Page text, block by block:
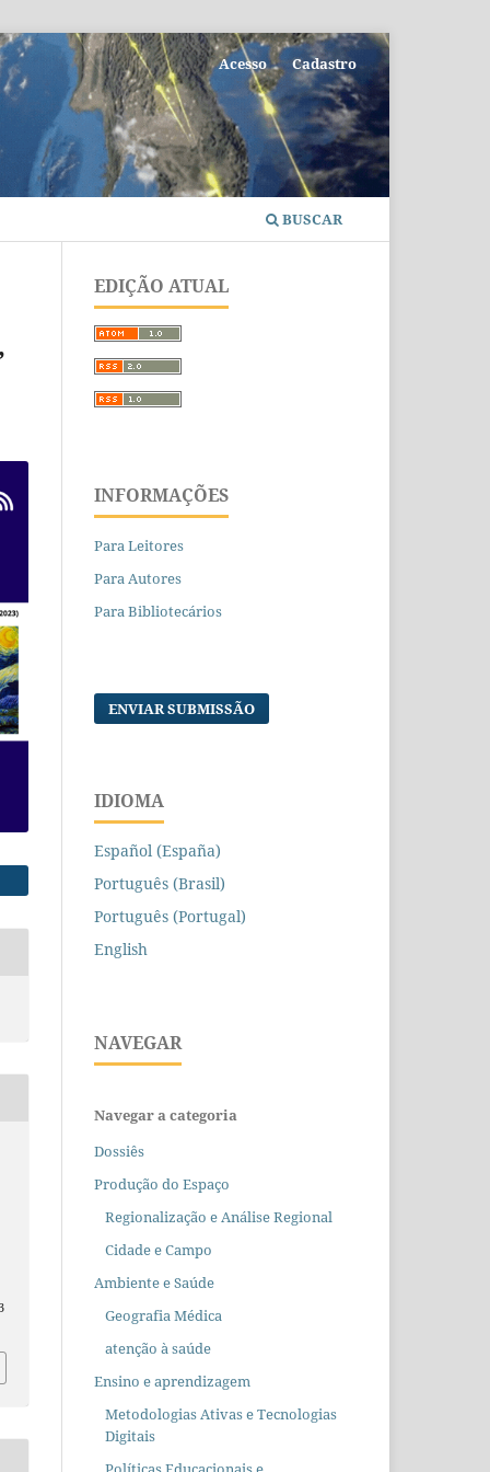
BUSCAR
Acesso Cadastro
EDIÇÃO ATUAL
INFORMAÇÕES
Para Leitores
Para Autores
Para Bibliotecários
ENVIAR SUBMISSÃO
IDIOMA
Español (España)
Português (Brasil)
Português (Portugal)
English
NAVEGAR
Navegar a categoria
Dossiês
Produção do Espaço
Regionalização e Análise Regional
Cidade e Campo
Ambiente e Saúde
Geografia Médica
atenção à saúde
Ensino e aprendizagem
Metodologias Ativas e Tecnologias
Digitais